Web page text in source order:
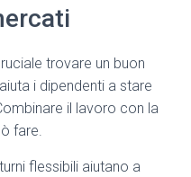
trovare un buon
i dipendenti a stare
il lavoro con la
fare.
flessibili aiutano a